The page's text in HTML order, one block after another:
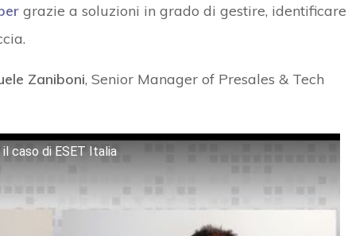
grazie a soluzioni in grado di gestire, identificare
Zaniboni, Senior Manager of Presales & Tech
caso di ESET Italia